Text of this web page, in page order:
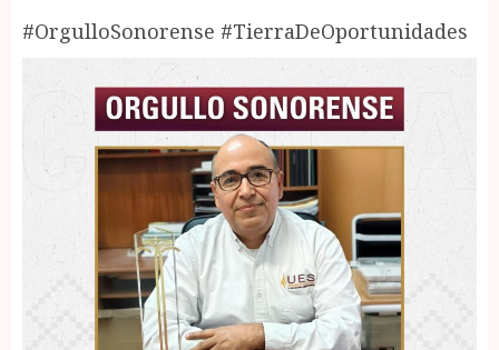
#OrgulloSonorense #TierraDeOportunidades